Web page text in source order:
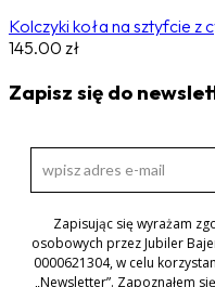
Kolczyki koła na sztyfcie z
145.00 zł
Zapisz się do
Zapisując się wyrażam
osobowych przez Jubiler
0000621304, w celu
„Newsletter”. Zapoznałem